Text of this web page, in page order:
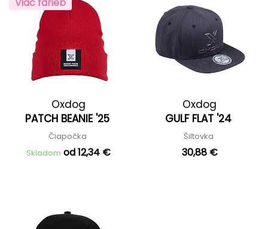
Oxdog
PATCH BEANIE '25
Čiapočka
Skladom od 12,34 €
Oxdog
GULF FLAT '24
Šiltovka
30,88 €